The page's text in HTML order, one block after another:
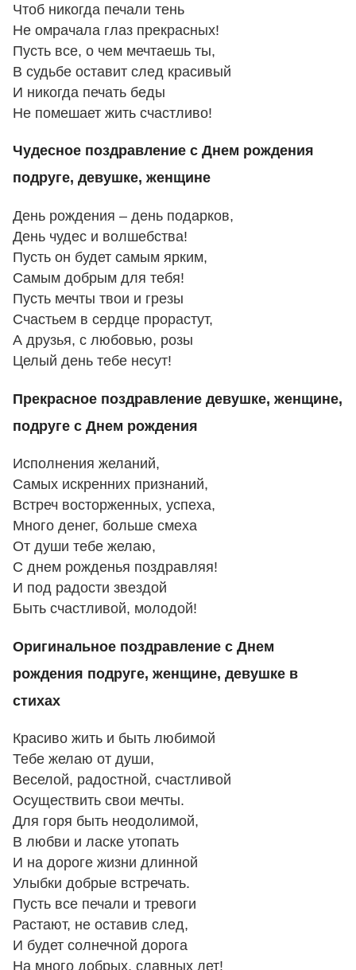
Чтоб никогда печали тень
Не омрачала глаз прекрасных!
Пусть все, о чем мечтаешь ты,
В судьбе оставит след красивый
И никогда печать беды
Не помешает жить счастливо!
Чудесное поздравление с Днем рождения
подруге, девушке, женщине
День рождения – день подарков,
День чудес и волшебства!
Пусть он будет самым ярким,
Самым добрым для тебя!
Пусть мечты твои и грезы
Счастьем в сердце прорастут,
А друзья, с любовью, розы
Целый день тебе несут!
Прекрасное поздравление девушке, женщине,
подруге с Днем рождения
Исполнения желаний,
Самых искренних признаний,
Встреч восторженных, успеха,
Много денег, больше смеха
От души тебе желаю,
С днем рожденья поздравляя!
И под радости звездой
Быть счастливой, молодой!
Оригинальное поздравление с Днем
рождения подруге, женщине, девушке в
стихах
Красиво жить и быть любимой
Тебе желаю от души,
Веселой, радостной, счастливой
Осуществить свои мечты.
Для горя быть неодолимой,
В любви и ласке утопать
И на дороге жизни длинной
Улыбки добрые встречать.
Пусть все печали и тревоги
Растают, не оставив след,
И будет солнечной дорога
На много добрых, славных лет!